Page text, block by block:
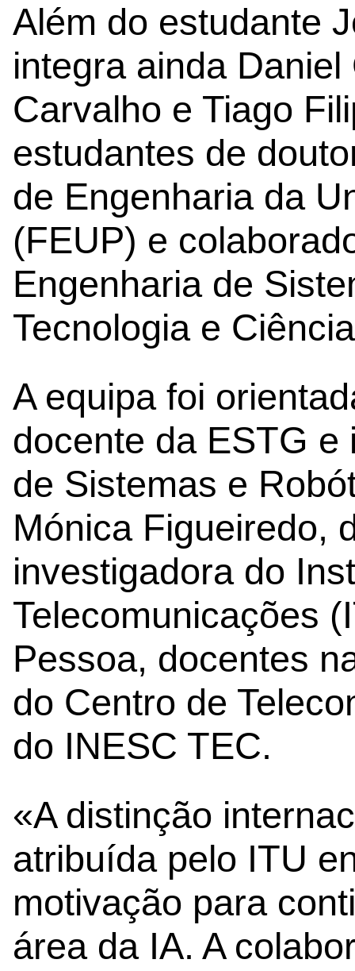
Além do estudante
integra ainda
Carvalho e Tiago
estudantes de
de Engenharia da
(FEUP) e
Engenharia de
Tecnologia e
A equipa foi
docente da ESTG
de Sistemas e
Mónica Figueiredo,
investigadora do
Telecomunicações
Pessoa, docentes
do Centro de
do INESC TEC.
«A distinção
atribuída pelo ITU
motivação para
área da IA. A